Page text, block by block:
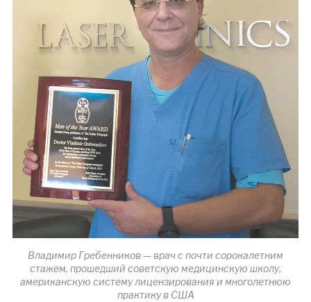
Владимир Гребенников — врач с почти сорокалетним
стажем, прошедший советскую медицинскую школу,
американскую систему лицензирования и многолетнюю
практику в США